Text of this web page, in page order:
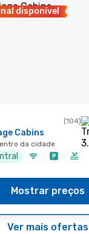
disponível
(104)
Cabins
da cidade
Mostrar preços
Ver mais ofertas